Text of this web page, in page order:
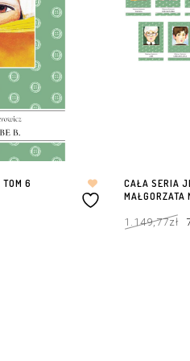
6
CAŁA SERIA
MAŁGORZATA
1.149,77zł